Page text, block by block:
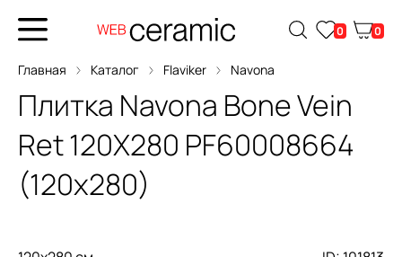
0 0
Главная Каталог Flaviker Navona
Плитка Navona Bone Vein
Ret 120X280 PF60008664
(120x280)